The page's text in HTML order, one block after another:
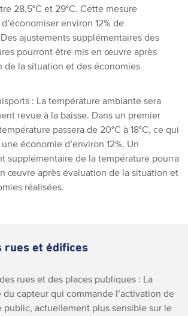
28,5°C et 29°C. Cette mesure
environ 12% de
ajustements supplémentaires des
pourront être mis en œuvre après
de la situation et des économies
: La température ambiante sera
revue à la baisse. Dans un premier
passera de 20°C à 18°C, ce qui
économie d’environ 12%. Un
supplémentaire de la température pourra
œuvre après évaluation de la situation et
réalisées.
rues et édifices
rues et des places publiques : La
capteur qui commande l’activation de
public, actuellement plus sensible sur le